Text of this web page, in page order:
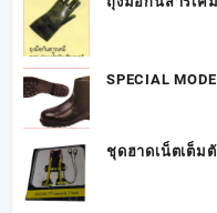
SPECIAL
ชุดฮาดเน็ตเต็ม